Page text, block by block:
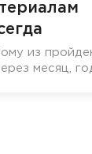
из
месяц,